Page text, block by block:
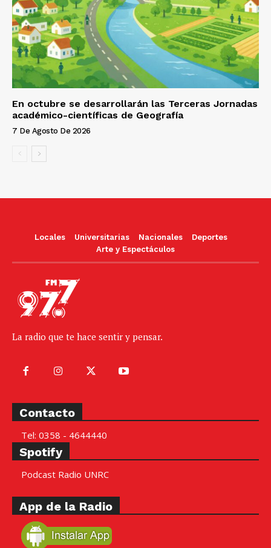
En octubre se desarrollarán las Terceras Jornadas
académico-científicas de Geografía
7 De Agosto De 2026
Locales Universitarias Nacionales
Deportes
Arte y Espectáculos
La radio que te hace sentir y pensar.
Contacto
Tel: 0358 - 4644440
Spotify
Podcast Radio UNRC
App de la Radio